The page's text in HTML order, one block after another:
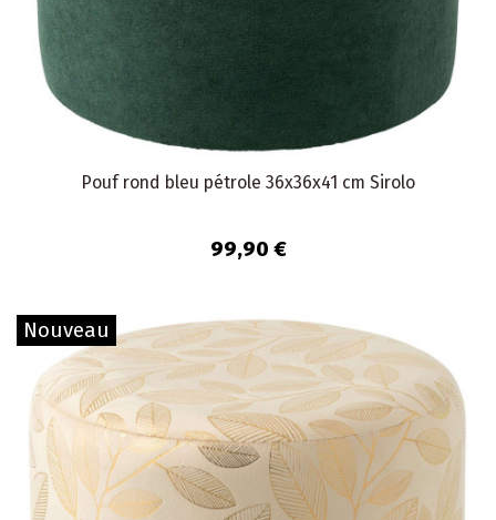
Pouf rond bleu pétrole 36x36x41 cm Sirolo
99,90 €
Nouveau